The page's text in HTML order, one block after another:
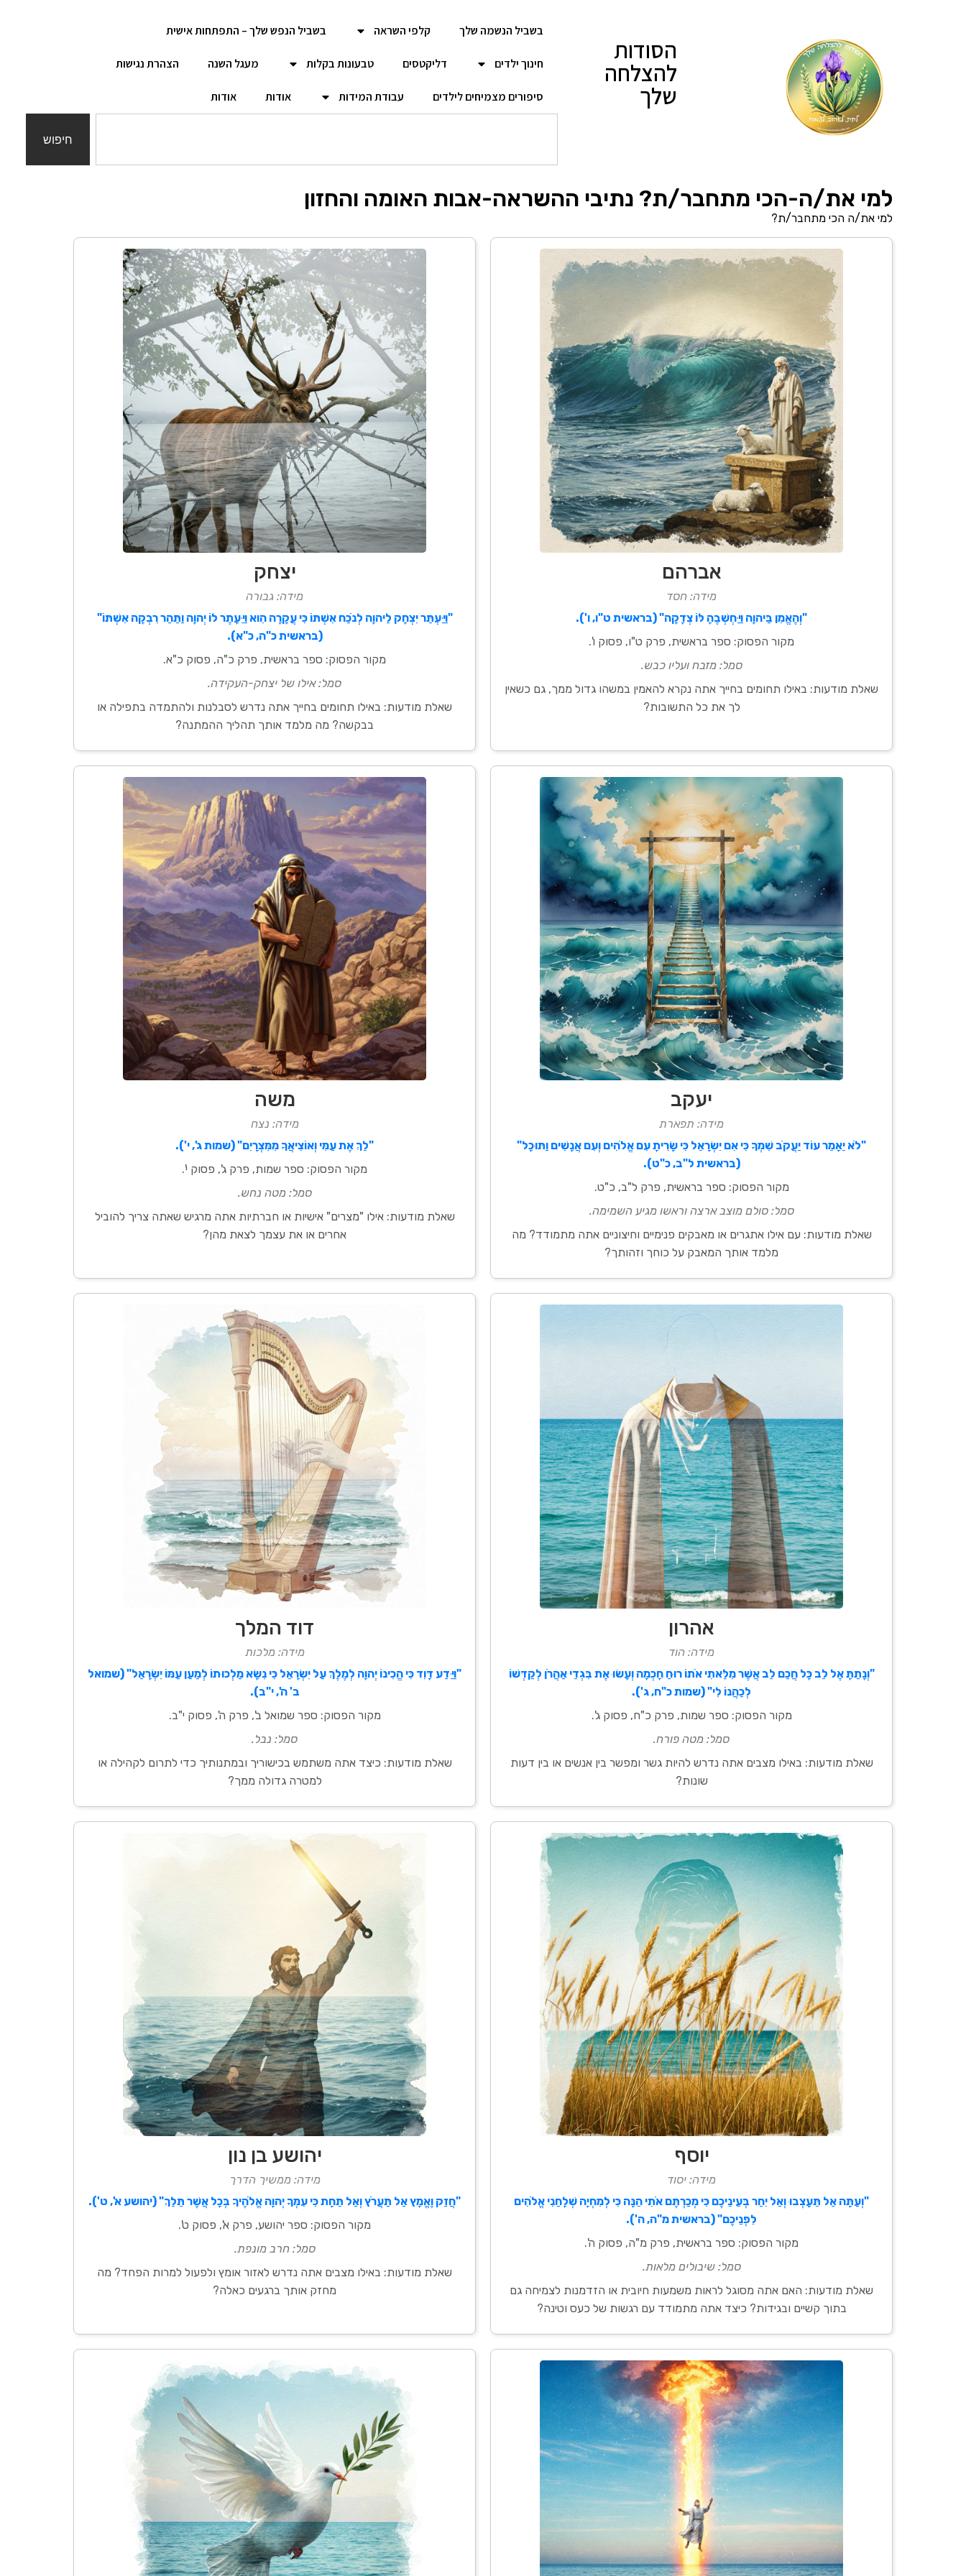
הסודות
להצלחה
שלך
בשביל הנשמה שלך קלפי השראה בשביל הנפש שלך – התפתחות אישית
חינוך ילדים דליקטסים טבעונות בקלות מעגל השנה הצהרת נגישות
סיפורים מצמיחים לילדים עבודת המידות אודות אודות
חיפוש
למי את/ה-הכי מתחבר/ת? נתיבי ההשראה-אבות האומה והחזון
למי את/ה הכי מתחבר/ת?
אברהם
מידה: חסד
"וְהֶאֱמִן בַּיהוָה וַיַּחְשְׁבֶהָ לּוֹ צְדָקָה" (בראשית ט"ו, ו').
מקור הפסוק: ספר בראשית, פרק ט"ו, פסוק ו'.
סמל: מזבח ועליו כבש.
שאלת מודעות: באילו תחומים בחייך אתה נקרא להאמין במשהו גדול ממך, גם כשאין
לך את כל התשובות?
יצחק
מידה: גבורה
"וַיַּעְתַּר יִצְחָק לַיהוָה לְנֹכַח אִשְׁתּוֹ כִּי עֲקָרָה הִוא וַיֵּעָתֶר לוֹ יְהוָה וַתַּהַר רִבְקָה אִשְׁתּוֹ"
(בראשית כ"ה, כ"א).
מקור הפסוק: ספר בראשית, פרק כ"ה, פסוק כ"א.
סמל: אילו של יצחק-העקידה.
שאלת מודעות: באילו תחומים בחייך אתה נדרש לסבלנות ולהתמדה בתפילה או
בבקשה? מה מלמד אותך תהליך ההמתנה?
יעקב
מידה: תפארת
"לֹא יֵאָמֵר עוֹד יַעֲקֹב שִׁמְךָ כִּי אִם יִשְׂרָאֵל כִּי שָׂרִיתָ עִם אֱלֹהִים וְעִם אֲנָשִׁים וַתּוּכָל"
(בראשית ל"ב, כ"ט).
מקור הפסוק: ספר בראשית, פרק ל"ב, כ"ט.
סמל: סולם מוצב ארצה וראשו מגיע השמימה.
שאלת מודעות: עם אילו אתגרים או מאבקים פנימיים וחיצוניים אתה מתמודד? מה
מלמד אותך המאבק על כוחך וזהותך?
משה
מידה: נצח
"לֵךְ אֶת עַמִּי וְאוֹצִיאֲךָ מִמִּצְרָיִם" (שמות ג', י').
מקור הפסוק: ספר שמות, פרק ג', פסוק י'.
סמל: מטה נחש.
שאלת מודעות: אילו "מצרים" אישיות או חברתיות אתה מרגיש שאתה צריך להוביל
אחרים או את עצמך לצאת מהן?
אהרון
מידה: הוד
"וְנָתַתָּ אֶל לֵב כָּל חֲכַם לֵב אֲשֶׁר מִלֵּאתִי אֹתוֹ רוּחַ חָכְמָה וְעָשׂוּ אֶת בִּגְדֵי אַהֲרֹן לְקַדְּשׁוֹ
לְכַהֲנוֹ לִי" (שמות כ"ח, ג').
מקור הפסוק: ספר שמות, פרק כ"ח, פסוק ג'.
סמל: מטה פורח.
שאלת מודעות: באילו מצבים אתה נדרש להיות גשר ומפשר בין אנשים או בין דעות
שונות?
דוד המלך
מידה: מלכות
"וַיֵּדַע דָּוִד כִּי הֱכִינוֹ יְהוָה לְמֶלֶךְ עַל יִשְׂרָאֵל כִּי נִשָּׂא מַלְכוּתוֹ לְמַעַן עַמּוֹ יִשְׂרָאֵל" (שמואל
ב' ה', י"ב).
מקור הפסוק: ספר שמואל ב', פרק ה', פסוק י"ב.
סמל: נבל.
שאלת מודעות: כיצד אתה משתמש בכישוריך ובמתנותיך כדי לתרום לקהילה או
למטרה גדולה ממך?
יוסף
מידה: יסוד
"וְעַתָּה אַל תֵּעָצְבוּ וְאַל יִחַר בְּעֵינֵיכֶם כִּי מְכַרְתֶּם אֹתִי הֵנָּה כִּי לְמִחְיָה שְׁלָחַנִי אֱלֹהִים
לִפְנֵיכֶם" (בראשית מ"ה, ה').
מקור הפסוק: ספר בראשית, פרק מ"ה, פסוק ה'.
סמל: שיבולים מלאות.
שאלת מודעות: האם אתה מסוגל לראות משמעות חיובית או הזדמנות לצמיחה גם
בתוך קשיים ובגידות? כיצד אתה מתמודד עם רגשות של כעס וטינה?
יהושע בן נון
מידה: ממשיך הדרך
"חֲזַק וֶאֱמָץ אַל תַּעֲרֹץ וְאַל תֵּחָת כִּי עִמְּךָ יְהוָה אֱלֹהֶיךָ בְּכָל אֲשֶׁר תֵּלֵךְ" (יהושע א', ט').
מקור הפסוק: ספר יהושע, פרק א', פסוק ט'.
סמל: חרב מונפת.
שאלת מודעות: באילו מצבים אתה נדרש לאזור אומץ ולפעול למרות הפחד? מה
מחזק אותך ברגעים כאלה?